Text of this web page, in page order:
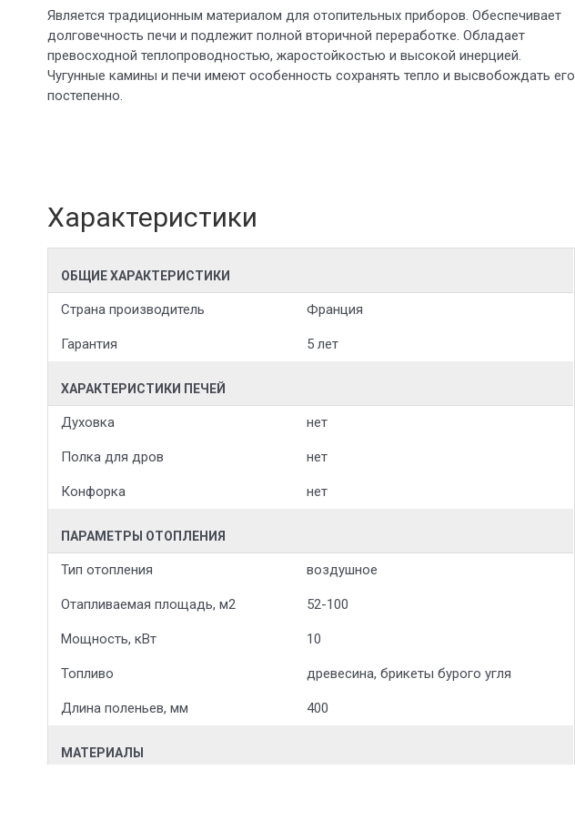
Является традиционным материалом для отопительных приборов. Обеспечивает
долговечность печи и подлежит полной вторичной переработке. Обладает
превосходной теплопроводностью, жаростойкостью и высокой инерцией.
Чугунные камины и печи имеют особенность сохранять тепло и высвобождать его
постепенно.
Характеристики
ОБЩИЕ ХАРАКТЕРИСТИКИ
Страна производитель Франция
Гарантия 5 лет
ХАРАКТЕРИСТИКИ ПЕЧЕЙ
Духовка нет
Полка для дров нет
Конфорка нет
ПАРАМЕТРЫ ОТОПЛЕНИЯ
Тип отопления воздушное
Отапливаемая площадь, м2 52-100
Мощность, кВт 10
Топливо древесина, брикеты бурого угля
Длина поленьев, мм 400
МАТЕРИАЛЫ